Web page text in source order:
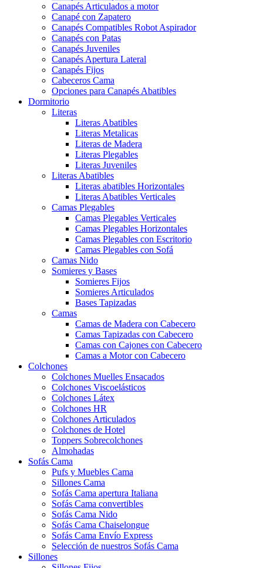
Canapés Articulados a motor
Canapé con Zapatero
Canapés Compatibles Robot Aspirador
Canapés con Patas
Canapés Juveniles
Canapés Apertura Lateral
Canapés Fijos
Cabeceros Cama
Opciones para Canapés Abatibles
Dormitorio
Literas
Literas Abatibles
Literas Metalicas
Literas de Madera
Literas Plegables
Literas Juveniles
Literas Abatibles
Literas abatibles Horizontales
Literas Abatibles Verticales
Camas Plegables
Camas Plegables Verticales
Camas Plegables Horizontales
Camas Plegables con Escritorio
Camas Plegables con Sofá
Camas Nido
Somieres y Bases
Somieres Fijos
Somieres Articulados
Bases Tapizadas
Camas
Camas de Madera con Cabecero
Camas Tapizadas con Cabecero
Camas con Cajones con Cabecero
Camas a Motor con Cabecero
Colchones
Colchones Muelles Ensacados
Colchones Viscoelásticos
Colchones Látex
Colchones HR
Colchones Articulados
Colchones de Hotel
Toppers Sobrecolchones
Almohadas
Sofás Cama
Pufs y Muebles Cama
Sillones Cama
Sofás Cama apertura Italiana
Sofás Cama convertibles
Sofás Cama Nido
Sofás Cama Chaiselongue
Sofás Cama Envío Express
Selección de nuestros Sofás Cama
Sillones